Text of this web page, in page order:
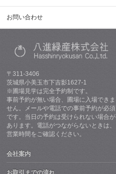
お問い合わせ
〒311-3406
茨城県小美玉市下吉影1627-1
※圃場見学は完全予約制です。
事前予約が無い場合、圃場に入場できま
せん。メールや電話での事前予約が必須
です。当日の予約は受けられない場合が
あります。電話がつながらないときは、
営業時間をご確認ください。
会社案内
お取引までの流れ